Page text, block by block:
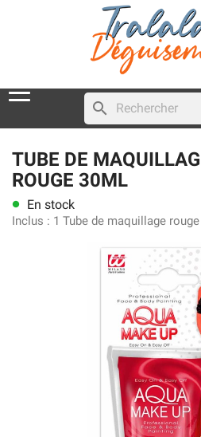
search
TUBE DE
ROUGE 30ML
lens En stock
Inclus : 1 Tube de maquillage